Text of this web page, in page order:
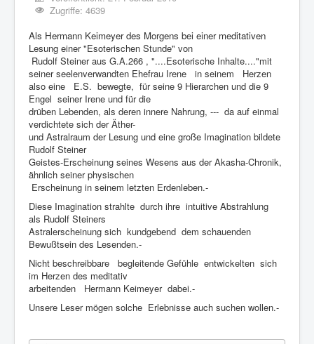
Zugriffe: 4639
Als Hermann Keimeyer des Morgens bei einer meditativen
Lesung einer "Esoterischen Stunde" von
Rudolf Steiner aus G.A.266 , "....Esoterische Inhalte...."mit
seiner seelenverwandten Ehefrau Irene in seinem Herzen
also eine E.S. bewegte, für seine 9 Hierarchen und die 9
Engel seiner Irene und für die
drüben Lebenden, als deren innere Nahrung, --- da auf einmal
verdichtete sich der Äther-
und Astralraum der Lesung und eine große Imagination bildete
Rudolf Steiner
Geistes-Erscheinung seines Wesens aus der Akasha-Chronik,
ähnlich seiner physischen
Erscheinung in seinem letzten Erdenleben.-
Diese Imagination strahlte durch ihre intuitive Abstrahlung
als Rudolf Steiners
Astralerscheinung sich kundgebend dem schauenden
Bewußtsein des Lesenden.-
Nicht beschreibbare begleitende Gefühle entwickelten sich
im Herzen des meditativ
arbeitenden Hermann Keimeyer dabei.-
Unsere Leser mögen solche Erlebnisse auch suchen wollen.-